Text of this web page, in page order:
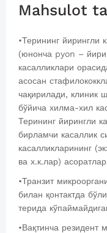
Mahsulot
•Терининг йирингли
(юнонча pyon –
касалликлари
асосан
чақирилади, клиник
бўйича хилма-хил
Терининг йирингли
бирламчи касаллик
касалликларининг
ва х.к.лар)
•Транзит
билан қонтактда
терида
•Вақтинча резидент